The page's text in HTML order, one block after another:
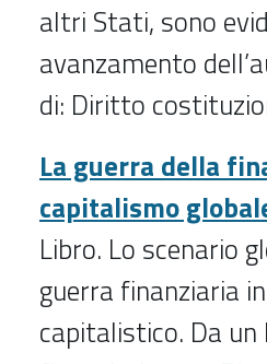
altri Stati, sono
avanzamento
di: Diritto
La guerra della
capitalismo
Libro. Lo scenario
guerra finanziaria
capitalistico. Da